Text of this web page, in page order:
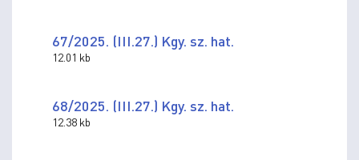
67/2025. (III.27.) Kgy. sz. hat.
12.01 kb
68/2025. (III.27.) Kgy. sz. hat.
12.38 kb